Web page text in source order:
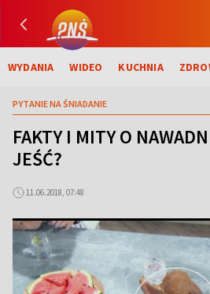
WYDANIA WIDEO KUCHNIA
PYTANIE NA ŚNIADANIE
FAKTY I MITY O
JEŚĆ?
11.06.2018, 07:48